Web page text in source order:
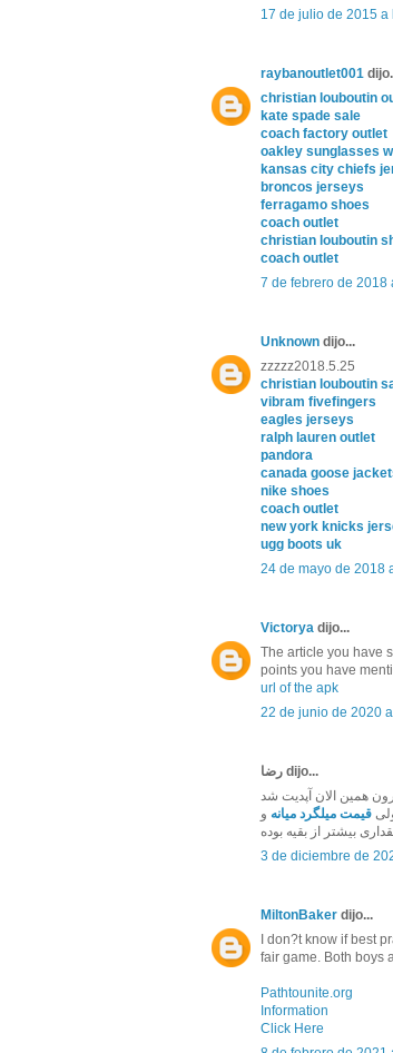
17 de julio de 2015 a
raybanoutlet001
christian louboutin
kate spade sale
coach factory outlet
oakley sunglasses
kansas city chiefs
broncos jerseys
ferragamo shoes
coach outlet
christian louboutin
coach outlet
7 de febrero de 2018
Unknown dijo...
zzzzz2018.5.25
christian louboutin
vibram fivefingers
eagles jerseys
ralph lauren outlet
pandora
canada goose
nike shoes
coach outlet
new york knicks
ugg boots uk
24 de mayo de 2018
Victorya dijo...
The article you have
points you have
url of the apk
22 de junio de 2020
رضا dijo...
قیمت میلگرد میانه و
3 de diciembre de
MiltonBaker dijo...
I don?t know if best
fair game. Both boys
Pathtounite.org
Information
Click Here